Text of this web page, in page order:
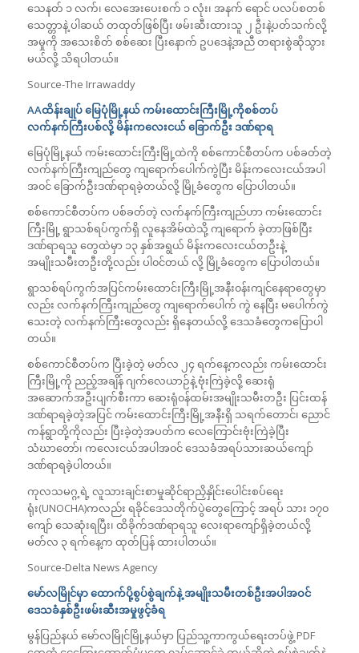
သေနတ် ၁ လက်၊ လေအေးပေးစက် ၁ လုံး၊ အနက် ရောင် ပလပ်စတစ်
သေတ္တာနဲ့ ပါဆယ် တထုတ်ဖြစ်ပြီး ဖမ်းဆီးထားသူ ၂ ဦးနဲ့ပတ်သက်လို့
အမှုကို အသေးစိတ် စစ်ဆေး ပြီးနောက် ဥပဒေနဲ့အညီ တရားစွဲဆိုသွား
မယ်လို့ သိရပါတယ်။
Source-The Irrawaddy
AAထိန်းချုပ် မြေပုံမြို့နယ် ကမ်းထောင်းကြီးမြို့ကိုစစ်တပ်
လက်နက်ကြီးပစ်လို့ မိန်းကလေးငယ် ခြောက်ဦး ဒဏ်ရာရ
မြေပုံမြို့နယ် ကမ်းထောင်းကြီးမြို့ထဲကို စစ်ကောင်စီတပ်က ပစ်ခတ်တဲ့
လက်နက်ကြီးကျည်တွေ ကျရောက်ပေါက်ကွဲပြီး မိန်းကလေးငယ်အပါ
အ၀င် ခြောက်ဦးဒဏ်ရာရခဲ့တယ်လို့ မြို့ခံတွေက ပြောပါတယ်။
စစ်ကောင်စီတပ်က ပစ်ခတ်တဲ့ လက်နက်ကြီးကျည်ဟာ ကမ်းထောင်း
ကြီးမြို့ ရွာသစ်ရပ်ကွက်ရှိ လူနေအိမ်ထဲသို့ ကျရောက် ခဲ့တာဖြစ်ပြီး
ဒဏ်ရာရသူ တွေထဲမှာ ၁၃ နှစ်အရွယ် မိန်းကလေးငယ်တဦးနဲ့
အမျိုးသမီးတဦးတို့လည်း ပါ၀င်တယ် လို့ မြို့ခံတွေက ပြောပါတယ်။
ရွာသစ်ရပ်ကွက်အပြင်ကမ်းထောင်းကြီးမြို့အနီး၀န်းကျင်နေရာတွေမှာ
လည်း လက်နက်ကြီးကျည်တွေ ကျရောက်ပေါက် ကွဲ နေပြီး မပေါက်ကွဲ
သေးတဲ့ လက်နက်ကြီးတွေလည်း ရှိနေတယ်လို့ ဒေသခံတွေကပြောပါ
တယ်။
စစ်ကောင်စီတပ်က ပြီးခဲ့တဲ့ မတ်လ ၂၄ ရက်နေ့ကလည်း ကမ်းထောင်း
ကြီးမြို့ကို ညည့်အချိန် ဂျက်လေယာဉ်နဲ့ ဗုံးကြဲခဲ့လို့ ဆေးရုံ
အဆောက်အဦးပျက်စီးကာ ဆေးရုံ၀န်ထမ်းအမျိုးသမီးတဦး ပြင်းထန်
ဒဏ်ရာရခဲ့တဲ့အပြင် ကမ်းထောင်းကြီးမြို့အနီးရှိ သရက်တောင်၊ ညောင်
ကန်ရွာတို့ကိုလည်း ပြီးခဲ့တဲ့အပတ်က လေကြောင်းဗုံးကြဲခဲ့ပြီး
သံဃာတော်၊ ကလေးငယ်အပါအ၀င် ဒေသခံအရပ်သားဆယ်ကျော်
ဒဏ်ရာရခဲ့ပါတယ်။
ကုလသမဂ္ဂ့ရဲ့ လူသားချင်းစာမှုဆိုင်ရာညှိနှိုင်းပေါင်းစပ်ရေး
ရုံး(UNOCHA)ကလည်း ရခိုင်ဒေသတိုက်ပွဲတွေကြောင့် အရပ် သား ၁၇၀
ကျော် သေဆုံးရပြီး၊ ထိခိုက်ဒဏ်ရာရသူ လေးရာကျော်ရှိခဲ့တယ်လို့
မတ်လ ၃ ရက်နေ့က ထုတ်ပြန် ထားပါတယ်။
Source-Delta News Agency
မော်လမြိုင်မှာ ထောက်ပို့စွပ်စွဲချက်နဲ့ အမျိုးသမီးတစ်ဦးအပါအဝင်
ဒေသခံနှစ်ဦးဖမ်းဆီးအမှုဖွင့်ခံရ
မွန်ပြည်နယ် မော်လမြိုင်မြို့နယ်မှာ ပြည်သူ့ကာကွယ်ရေးတပ်ဖွဲ့ PDF